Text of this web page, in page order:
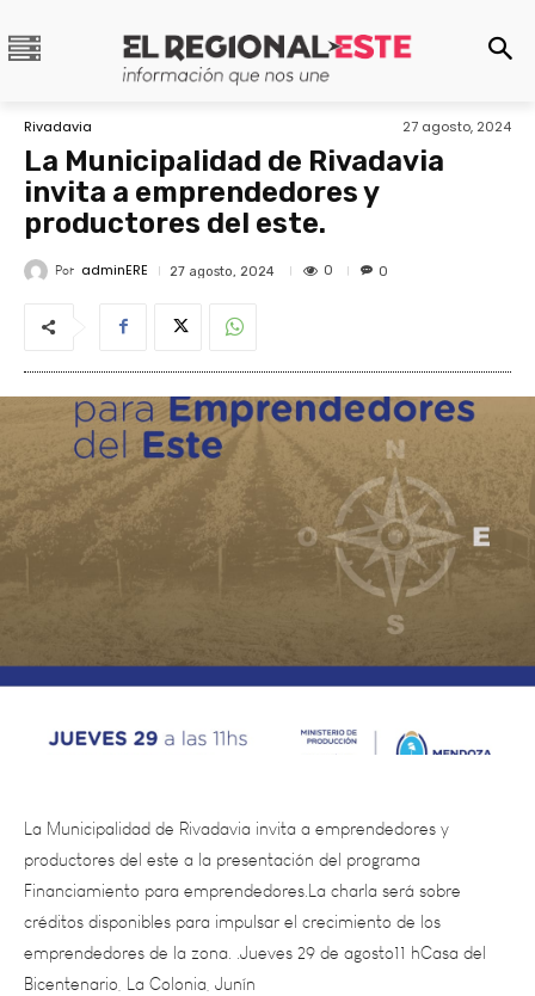
Rivadavia 27 agosto, 2024
La Municipalidad de Rivadavia
invita a emprendedores y
productores del este.
Por adminERE 27 agosto, 2024 0 0
La Municipalidad de Rivadavia invita a emprendedores y
productores del este a la presentación del programa
Financiamiento para emprendedores.La charla será sobre
créditos disponibles para impulsar el crecimiento de los
emprendedores de la zona. .Jueves 29 de agosto11 hCasa del
Bicentenario, La Colonia, Junín